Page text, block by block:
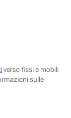
verso fissi e mobili
sulle